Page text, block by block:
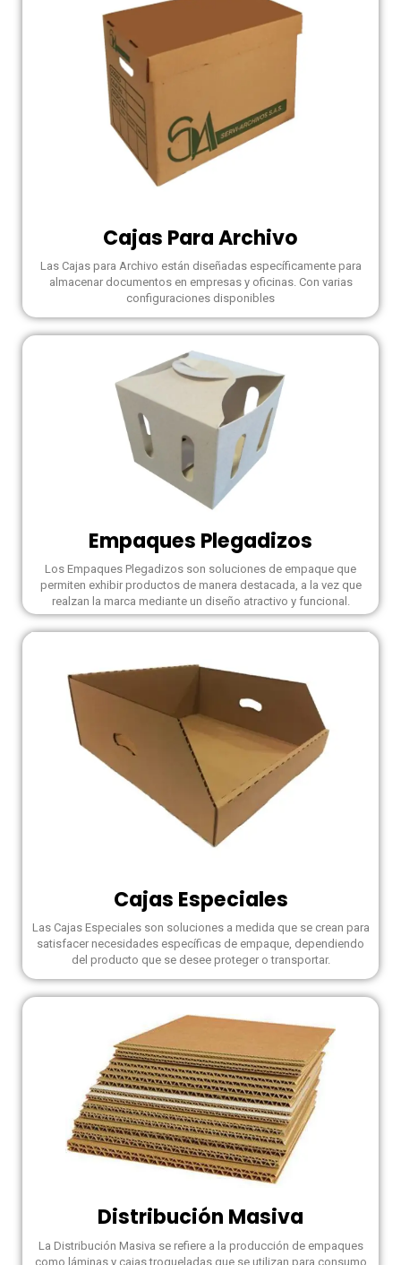
Cajas Para Archivo
Las Cajas para Archivo están diseñadas específicamente para
almacenar documentos en empresas y oficinas. Con varias
configuraciones disponibles
Empaques Plegadizos
Los Empaques Plegadizos son soluciones de empaque que
permiten exhibir productos de manera destacada, a la vez que
realzan la marca mediante un diseño atractivo y funcional.
Cajas Especiales
Las Cajas Especiales son soluciones a medida que se crean para
satisfacer necesidades específicas de empaque, dependiendo
del producto que se desee proteger o transportar.
Distribución Masiva
La Distribución Masiva se refiere a la producción de empaques
como láminas y cajas troqueladas que se utilizan para consumo